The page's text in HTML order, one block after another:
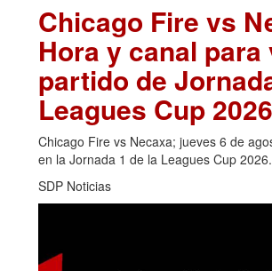
Chicago Fire vs
Hora y canal para
partido de
Leagues Cup 2026
Chicago Fire vs Necaxa; jueves 6 de
en la Jornada 1 de la Leagues Cup
SDP Noticias